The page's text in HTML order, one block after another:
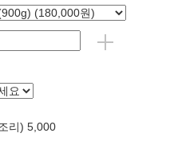
리) 5,000